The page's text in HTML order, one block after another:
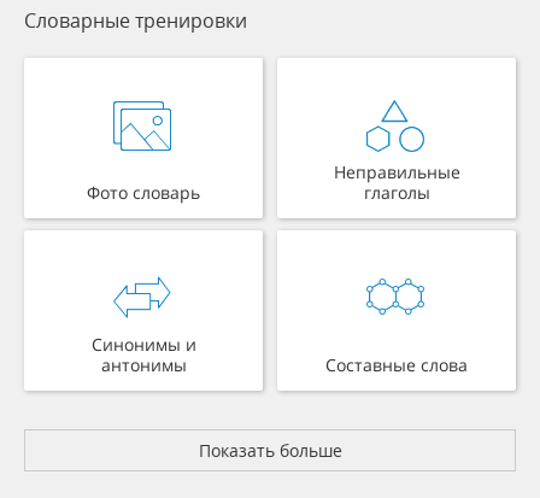
Словарные тренировки
Фото словарь
Неправильные
глаголы
Синонимы и
антонимы
Составные слова
Показать больше